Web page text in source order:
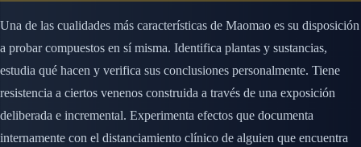
Una de las cualidades más características de Maomao es su disposición
a probar compuestos en sí misma. Identifica plantas y sustancias,
estudia qué hacen y verifica sus conclusiones personalmente. Tiene
resistencia a ciertos venenos construida a través de una exposición
deliberada e incremental. Experimenta efectos que documenta
internamente con el distanciamiento clínico de alguien que encuentra